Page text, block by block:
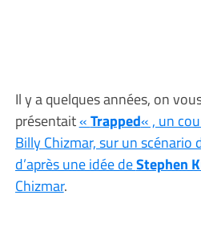
Il y a quelques années, on
présentait«Trapped« , un
Billy Chizmar, sur un scénario
d’après une idée deStephen
Chizmar.